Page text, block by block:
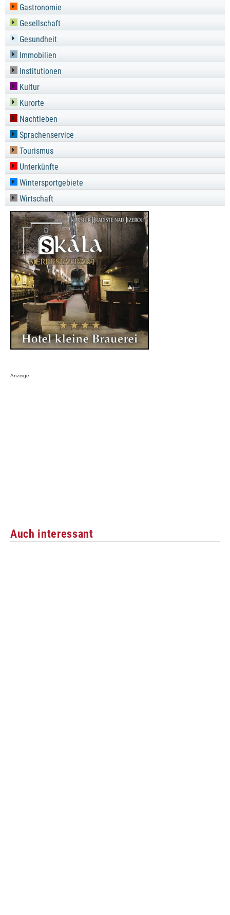
Gastronomie
Gesellschaft
Gesundheit
Immobilien
Institutionen
Kultur
Kurorte
Nachtleben
Sprachenservice
Tourismus
Unterkünfte
Wintersportgebiete
Wirtschaft
Auch interessant